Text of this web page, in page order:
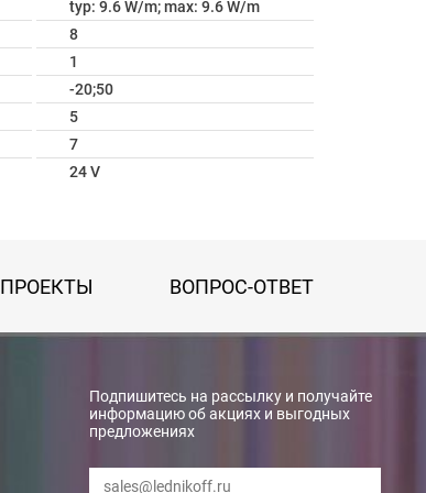
typ: 9.6 W/m; max: 9.6 W/m
8
1
-20;50
5
7
24 V
ПРОЕКТЫ ВОПРОС-ОТВЕТ
Подпишитесь на рассылку и получайте
информацию об акциях и выгодных
предложениях